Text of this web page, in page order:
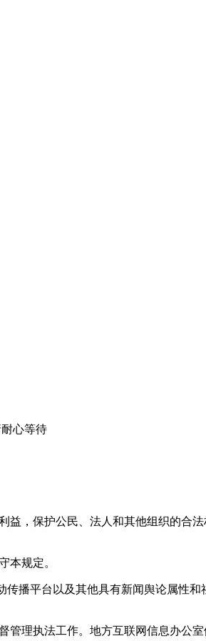
心等待
益，保护公民、法人和其他组织的合
本规定。
播平台以及其他具有新闻舆论属性
理执法工作。地方互联网信息办公